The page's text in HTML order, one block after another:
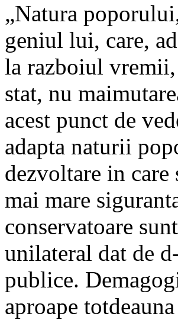
„Natura
geniul lui, care,
la razboiul vremii,
stat, nu
acest punct de
adapta naturii
dezvoltare in
mai mare
conservatoare
unilateral dat de
publice.
aproape